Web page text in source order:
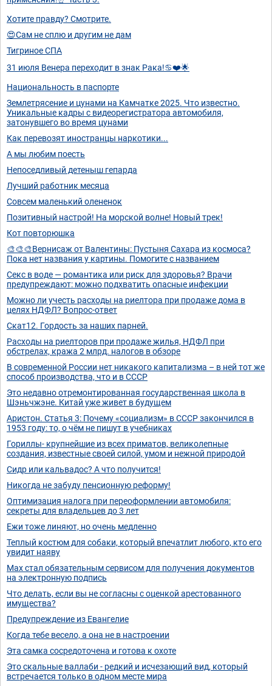
Хотите правду? Смотрите.
😍Сам не сплю и другим не дам
Тигриное СПА
31 июля Венера переходит в знак Рака!♋❤️🌟
Национальность в паспорте
Землетрясение и цунами на Камчатке 2025. Что известно.
Уникальные кадры с видеорегистратора автомобиля,
затонувшего во время цунами
Как перевозят иностранцы наркотики...
А мы любим поесть
Непоседливый детеныш гепарда
Лучший работник месяца
Совсем маленький олененок
Позитивный настрой! На морской волне! Новый трек!
Кот повторюшка
🎨🎨🎨Вернисаж от Валентины: Пустыня Сахара из космоса?
Пока нет названия у картины. Помогите с названием
Секс в воде — романтика или риск для здоровья? Врачи
предупреждают: можно подхватить опасные инфекции
Можно ли учесть расходы на риелтора при продаже дома в
целях НДФЛ? Вопрос-ответ
Скат12. Гордость за наших парней.
Расходы на риелторов при продаже жилья, НДФЛ при
обстрелах, кража 2 млрд. налогов в обзоре
В современной России нет никакого капитализма – в ней тот же
способ производства, что и в СССР
Это недавно отремонтированная государственная школа в
Шэньчжэне. Китай уже живет в будущем
Аристон. Статья 3: Почему «социализм» в СССР закончился в
1953 году: то, о чём не пишут в учебниках
Гориллы- крупнейшие из всех приматов, великолепные
создания, известные своей силой, умом и нежной природой
Сидр или кальвадос? А что получится!
Никогда не забуду пенсионную реформу!
Оптимизация налога при переоформлении автомобиля:
секреты для владельцев до 3 лет
Ежи тоже линяют, но очень медленно
Теплый костюм для собаки, который впечатлит любого, кто его
увидит наяву
Max стал обязательным сервисом для получения документов
на электронную подпись
Что делать, если вы не согласны с оценкой арестованного
имущества?
Предупреждение из Евангелие
Когда тебе весело, а она не в настроении
Эта самка сосредоточена и готова к охоте
Это скальные валлаби - редкий и исчезающий вид, который
встречается только в одном месте мира